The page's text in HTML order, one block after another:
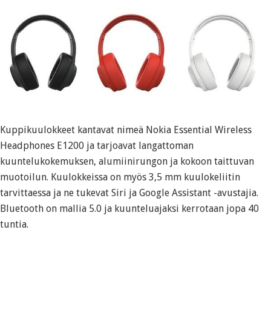
Kuppikuulokkeet kantavat nimeä Nokia Essential Wireless
Headphones E1200 ja tarjoavat langattoman
kuuntelukokemuksen, alumiinirungon ja kokoon taittuvan
muotoilun. Kuulokkeissa on myös 3,5 mm kuulokeliitin
tarvittaessa ja ne tukevat Siri ja Google Assistant -avustajia.
Bluetooth on mallia 5.0 ja kuunteluajaksi kerrotaan jopa 40
tuntia.